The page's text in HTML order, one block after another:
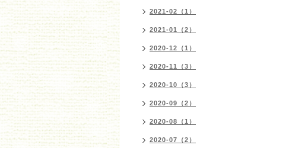
2021-02（1）
2021-01（2）
2020-12（1）
2020-11（3）
2020-10（3）
2020-09（2）
2020-08（1）
2020-07（2）